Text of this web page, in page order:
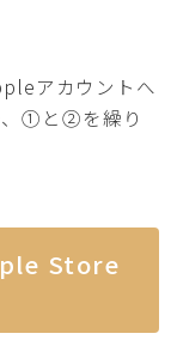
アカウントへ
、①と②を繰り
Store